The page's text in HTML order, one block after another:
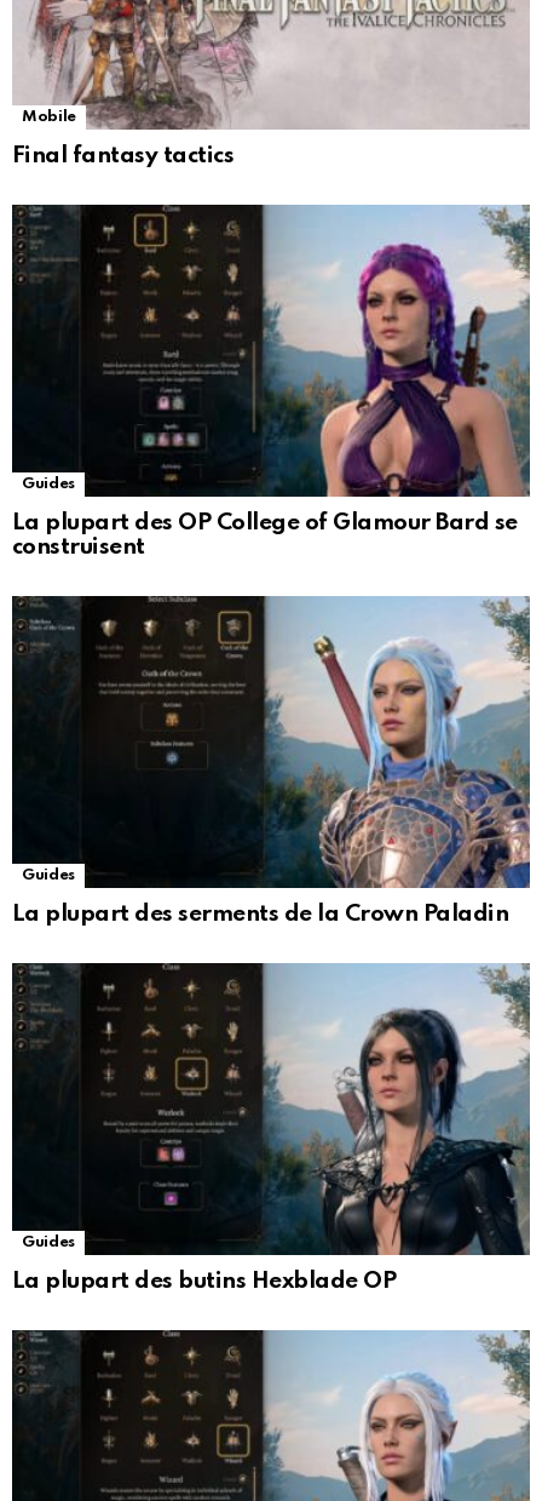
Mobile
Final fantasy tactics
Guides
La plupart des OP College of Glamour Bard se
construisent
Guides
La plupart des serments de la Crown Paladin
Guides
La plupart des butins Hexblade OP